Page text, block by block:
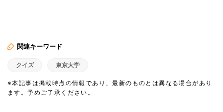
関連キーワード
クイズ 東京大学
※本記事は掲載時点の情報であり、最新のものとは異なる場合があり
ます。予めご了承ください。